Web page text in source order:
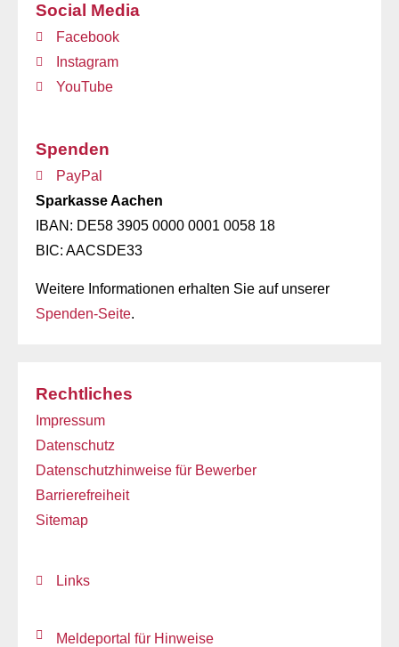
Social Media
Facebook
Instagram
YouTube
Spenden
PayPal
Sparkasse Aachen
IBAN: DE58 3905 0000 0001 0058 18
BIC: AACSDE33
Weitere Informationen erhalten Sie auf unserer
Spenden-Seite.
Rechtliches
Impressum
Datenschutz
Datenschutzhinweise für Bewerber
Barrierefreiheit
Sitemap
Links
Meldeportal für Hinweise